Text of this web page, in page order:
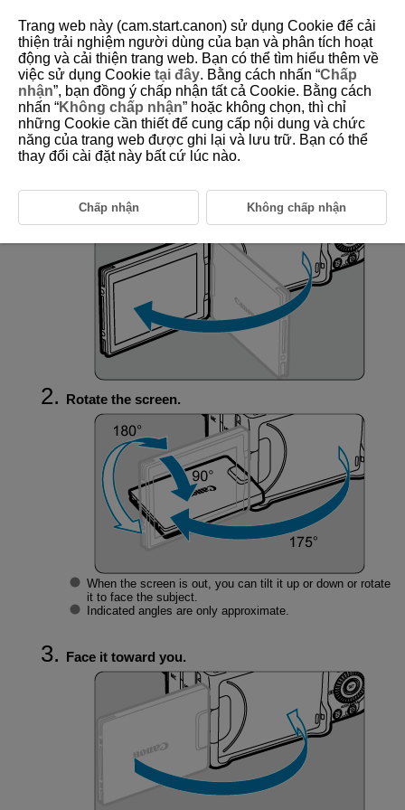
D388-019
Using the Screen
You can change the direction and angle of the screen.
Flip out the screen.
Rotate the screen.
When the screen is out, you can tilt it up or down or rotate
it to face the subject.
Indicated angles are only approximate.
Face it toward you.
Trang web này (cam.start.canon) sử dụng Cookie để cải
thiện trải nghiệm người dùng của bạn và phân tích hoạt
động và cải thiện trang web. Bạn có thể tìm hiểu thêm về
việc sử dụng Cookie tại đây. Bằng cách nhấn “Chấp
nhận”, bạn đồng ý chấp nhận tất cả Cookie. Bằng cách
nhấn “Không chấp nhận” hoặc không chọn, thì chỉ
những Cookie cần thiết để cung cấp nội dung và chức
năng của trang web được ghi lại và lưu trữ. Bạn có thể
thay đổi cài đặt này bất cứ lúc nào.
Chấp nhận Không chấp nhận